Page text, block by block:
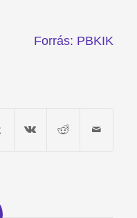
Forrás: PBKIK